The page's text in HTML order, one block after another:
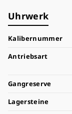
Uhrwerk
Kalibernummer
Antriebsart
Gangreserve
Lagersteine